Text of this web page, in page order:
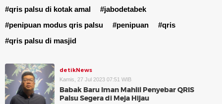
#qris palsu di kotak amal
#jabodetabek
#penipuan modus qris palsu
#penipuan
#qris
#qris palsu di masjid
detikNews
Kamis, 27 Jul 2023 07:51 WIB
Babak Baru Iman Mahlil Penyebar QRIS
Palsu Segera di Meja Hijau